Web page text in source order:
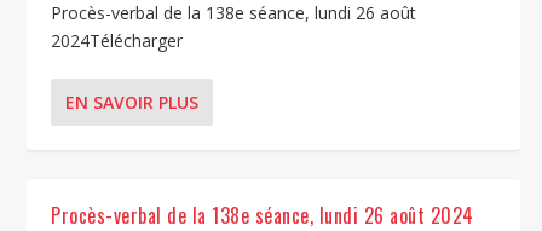
Procès-verbal de la 138e séance, lundi 26 août
2024Télécharger
EN SAVOIR PLUS
Procès-verbal de la 138e séance, lundi 26 août 2024